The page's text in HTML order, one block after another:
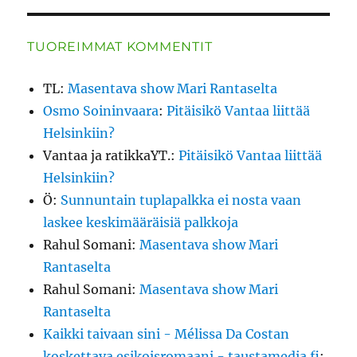
TUOREIMMAT KOMMENTIT
TL:Masentava show Mari Rantaselta
Osmo Soininvaara:Pitäisikö Vantaa liittää
Helsinkiin?
Vantaa ja ratikkaYT.:Pitäisikö Vantaa liittää
Helsinkiin?
Ö: Sunnuntain tuplapalkka ei nosta vaan
laskee keskimääräisiä palkkoja
Rahul Somani:Masentava show Mari
Rantaselta
Rahul Somani:Masentava show Mari
Rantaselta
Kaikki taivaan sini - Mélissa Da Costan